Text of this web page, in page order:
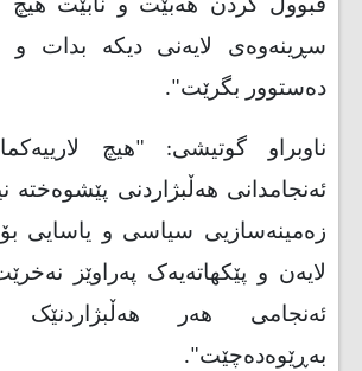
قبووڵ كردن هەبێت و نابێت هیچ
سڕینەوەی لایەنی دیکە بدات و
دەستوور بگرێت."
ناوبراو گوتیشی: "هیچ
ئەنجامدانی هەڵبژاردنی پێشوەختە
زەمینەسازیی سیاسی و یاسایی
لایەن و پێكهاتەیەک پەراوێز
ئەنجامی هەر
بەڕێوەدەچێت."